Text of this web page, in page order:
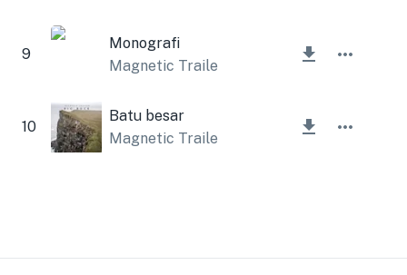
9
Monografi
Magnetic Trailer
10
Batu besar
Magnetic Trailer